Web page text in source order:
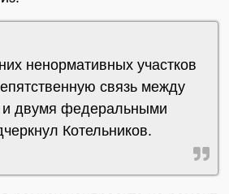
ненормативных участков
связь между
и двумя федеральными
Котельников.